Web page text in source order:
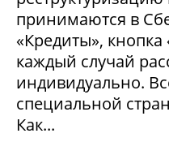
принимаются в
«Кредиты», кнопка
каждый случай
индивидуально.
специальной
Как...